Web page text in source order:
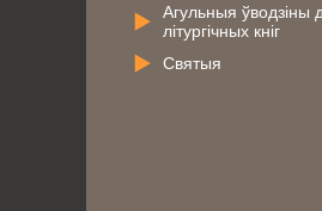
Агульныя ўводзіны
літургічных кніг
Святыя